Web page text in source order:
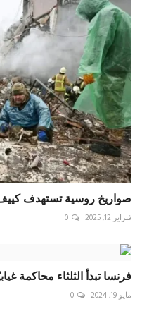
صواريخ روسية تستهدف كييف
فبراير 12, 2025 0
فرنسا تبدأ الثلثاء محاكمة
مايو 19, 2024 0